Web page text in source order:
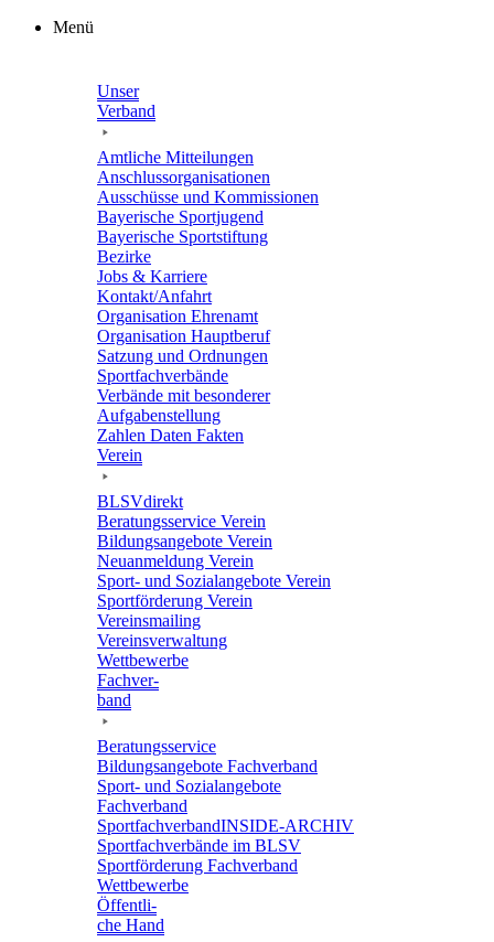
Zum
Menü
Unser
Verband
Amtli­che Mitteilungen
Anschluss­or­ga­ni­sa­tio­nen
Ausschüsse und Kommissionen
Baye­ri­sche Sportjugend
Baye­ri­sche Sportstiftung
Bezirke
Jobs & Karriere
Kontakt/​​Anfahrt
Orga­ni­sa­tion Ehrenamt
Orga­ni­sa­tion Hauptberuf
Satzung und Ordnungen
Sport­fach­ver­bände
Verbände mit beson­de­rer
Aufgabenstellung
Zahlen Daten Fakten
Verein
BLSVdi­rekt
Bera­tungs­ser­vice Verein
Bildungs­an­ge­bote Verein
Neuan­mel­dung Verein
Sport- und Sozi­al­an­ge­bote Verein
Sport­för­de­rung Verein
Vereins­mai­ling
Vereins­ver­wal­tung
Wett­be­werbe
Fach­ver­
band
Bera­tungs­ser­vice
Bildungs­an­ge­bote Fachverband
Sport- und Sozi­al­an­ge­bote
Fachverband
Sport­fach­ver­ban­d­IN­SIDE-ARCHIV
Sport­fach­ver­bände im BLSV
Sport­för­de­rung Fachverband
Wett­be­werbe
Öffent­li­
che Hand